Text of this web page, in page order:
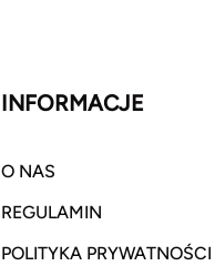
INFORMACJE
O NAS
REGULAMIN
POLITYKA PRYWATNOŚCI